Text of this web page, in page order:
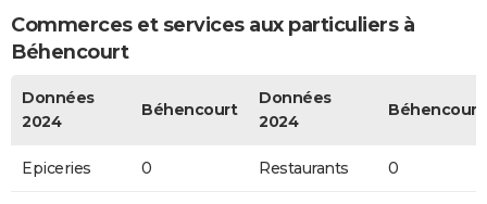
Commerces et services aux particuliers à
Béhencourt
Données
2024
Béhencourt
Données
2024
Béhencourt
Epiceries 0 Restaurants 0